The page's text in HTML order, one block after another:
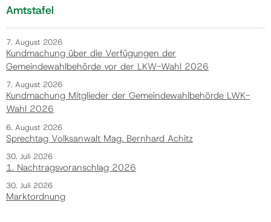
Amtstafel
7. August 2026
Kundmachung über die Verfügungen der
Gemeindewahlbehörde vor der LKW-Wahl 2026
7. August 2026
Kundmachung Mitglieder der Gemeindewahlbehörde LWK-
Wahl 2026
6. August 2026
Sprechtag Volksanwalt Mag. Bernhard Achitz
30. Juli 2026
1. Nachtragsvoranschlag 2026
30. Juli 2026
Marktordnung